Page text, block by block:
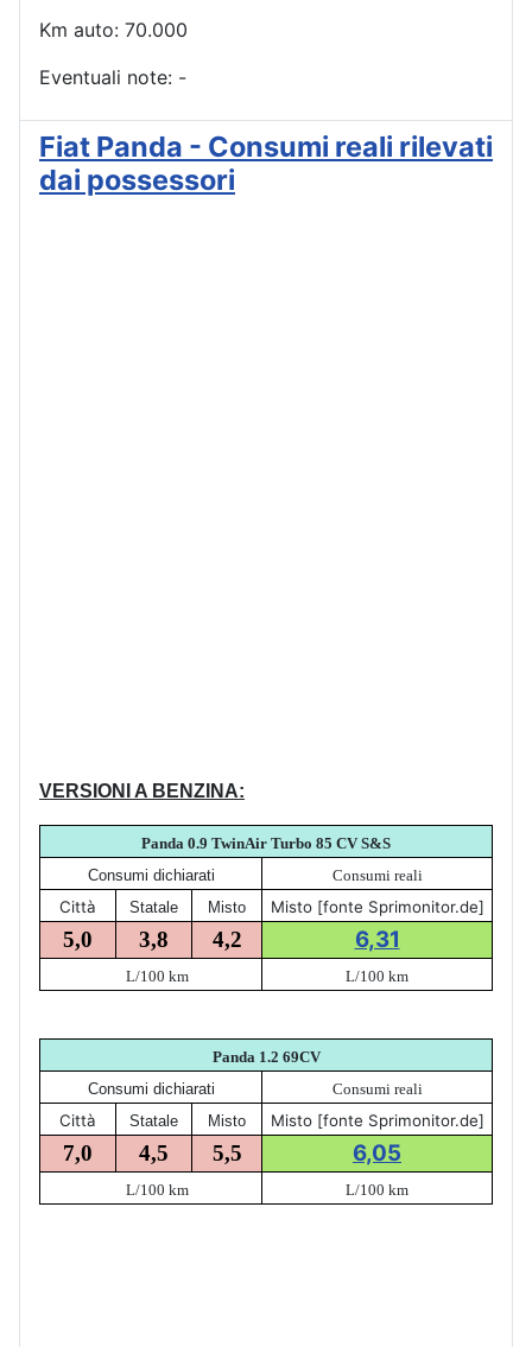
Km auto: 70.000
Eventuali note: -
Fiat Panda - Consumi reali rilevati
dai possessori
VERSIONI A BENZINA:
Panda 0.9 TwinAir Turbo 85 CV S&S
Consumi dichiarati
Consumi reali
Città Statale Misto Misto [fonte Sprimonitor.de]
5,0 3,8 4,2 6,31
L/100 km L/100 km
Panda 1.2 69CV
Consumi dichiarati
Consumi reali
Città Statale Misto Misto [fonte Sprimonitor.de]
7,0 4,5 5,5 6,05
L/100 km L/100 km